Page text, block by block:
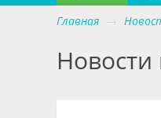
Главная →
Новости